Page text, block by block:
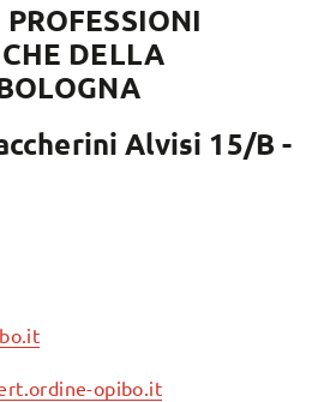
DELLA
Alvisi 15/B -
opibo.it